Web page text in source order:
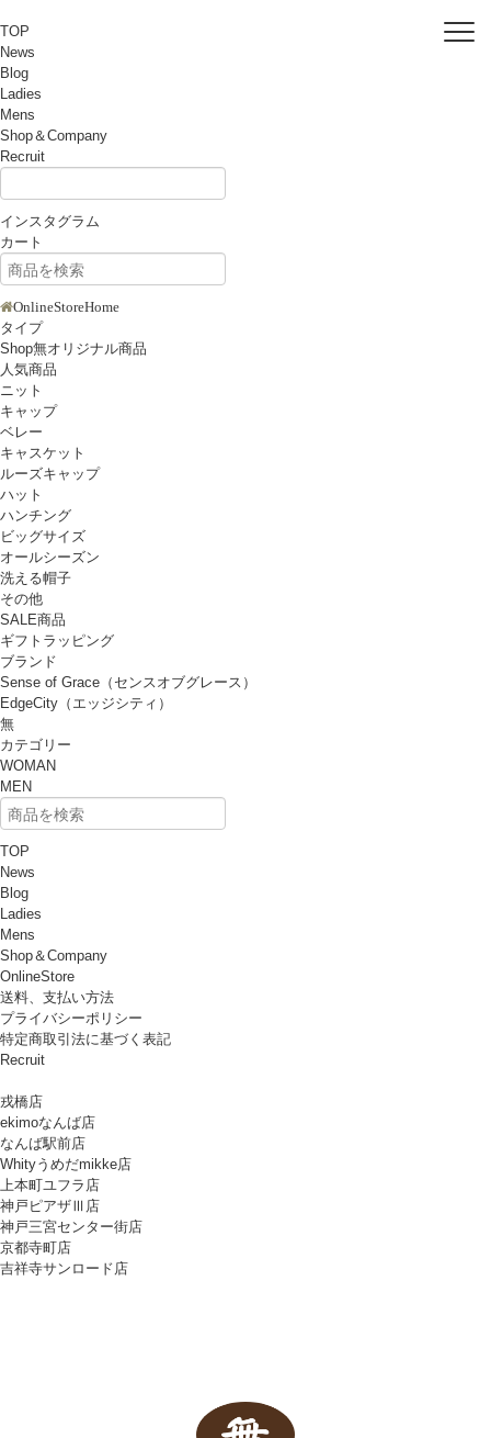
TOP
News
Blog
Ladies
Mens
Shop＆Company
Recruit
インスタグラム
カート
OnlineStoreHome
タイプ
Shop無オリジナル商品
人気商品
ニット
キャップ
ベレー
キャスケット
ルーズキャップ
ハット
ハンチング
ビッグサイズ
オールシーズン
洗える帽子
その他
SALE商品
ギフトラッピング
ブランド
Sense of Grace（センスオブグレース）
EdgeCity（エッジシティ）
無
カテゴリー
WOMAN
MEN
TOP
News
Blog
Ladies
Mens
Shop＆Company
OnlineStore
送料、支払い方法
プライバシーポリシー
特定商取引法に基づく表記
Recruit
戎橋店
ekimoなんば店
なんば駅前店
Whityうめだmikke店
上本町ユフラ店
神戸ピアザⅢ店
神戸三宮センター街店
京都寺町店
吉祥寺サンロード店